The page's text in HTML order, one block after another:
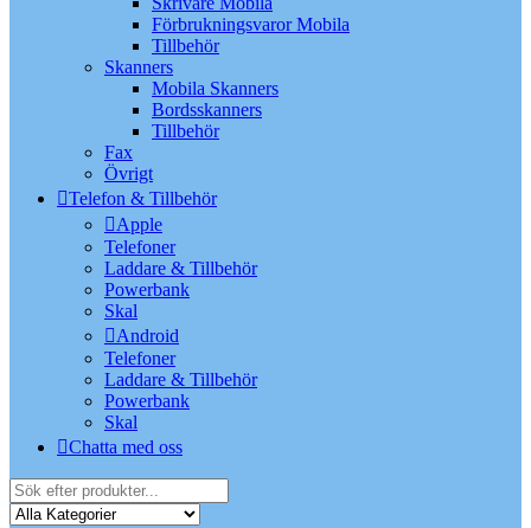
Förbrukningsvaror Mobila
Tillbehör
Skanners
Mobila Skanners
Bordsskanners
Tillbehör
Fax
Övrigt
Telefon & Tillbehör
Apple
Telefoner
Laddare & Tillbehör
Powerbank
Skal
Android
Telefoner
Laddare & Tillbehör
Powerbank
Skal
Chatta med oss
Search
for: